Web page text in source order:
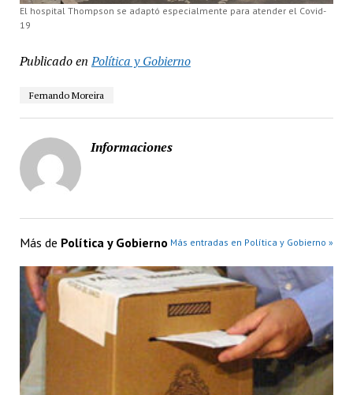
El hospital Thompson se adaptó especialmente para atender el Covid-
19
Publicado en Política y Gobierno
Fernando Moreira
Informaciones
Más de Política y Gobierno Más entradas en Política y Gobierno »